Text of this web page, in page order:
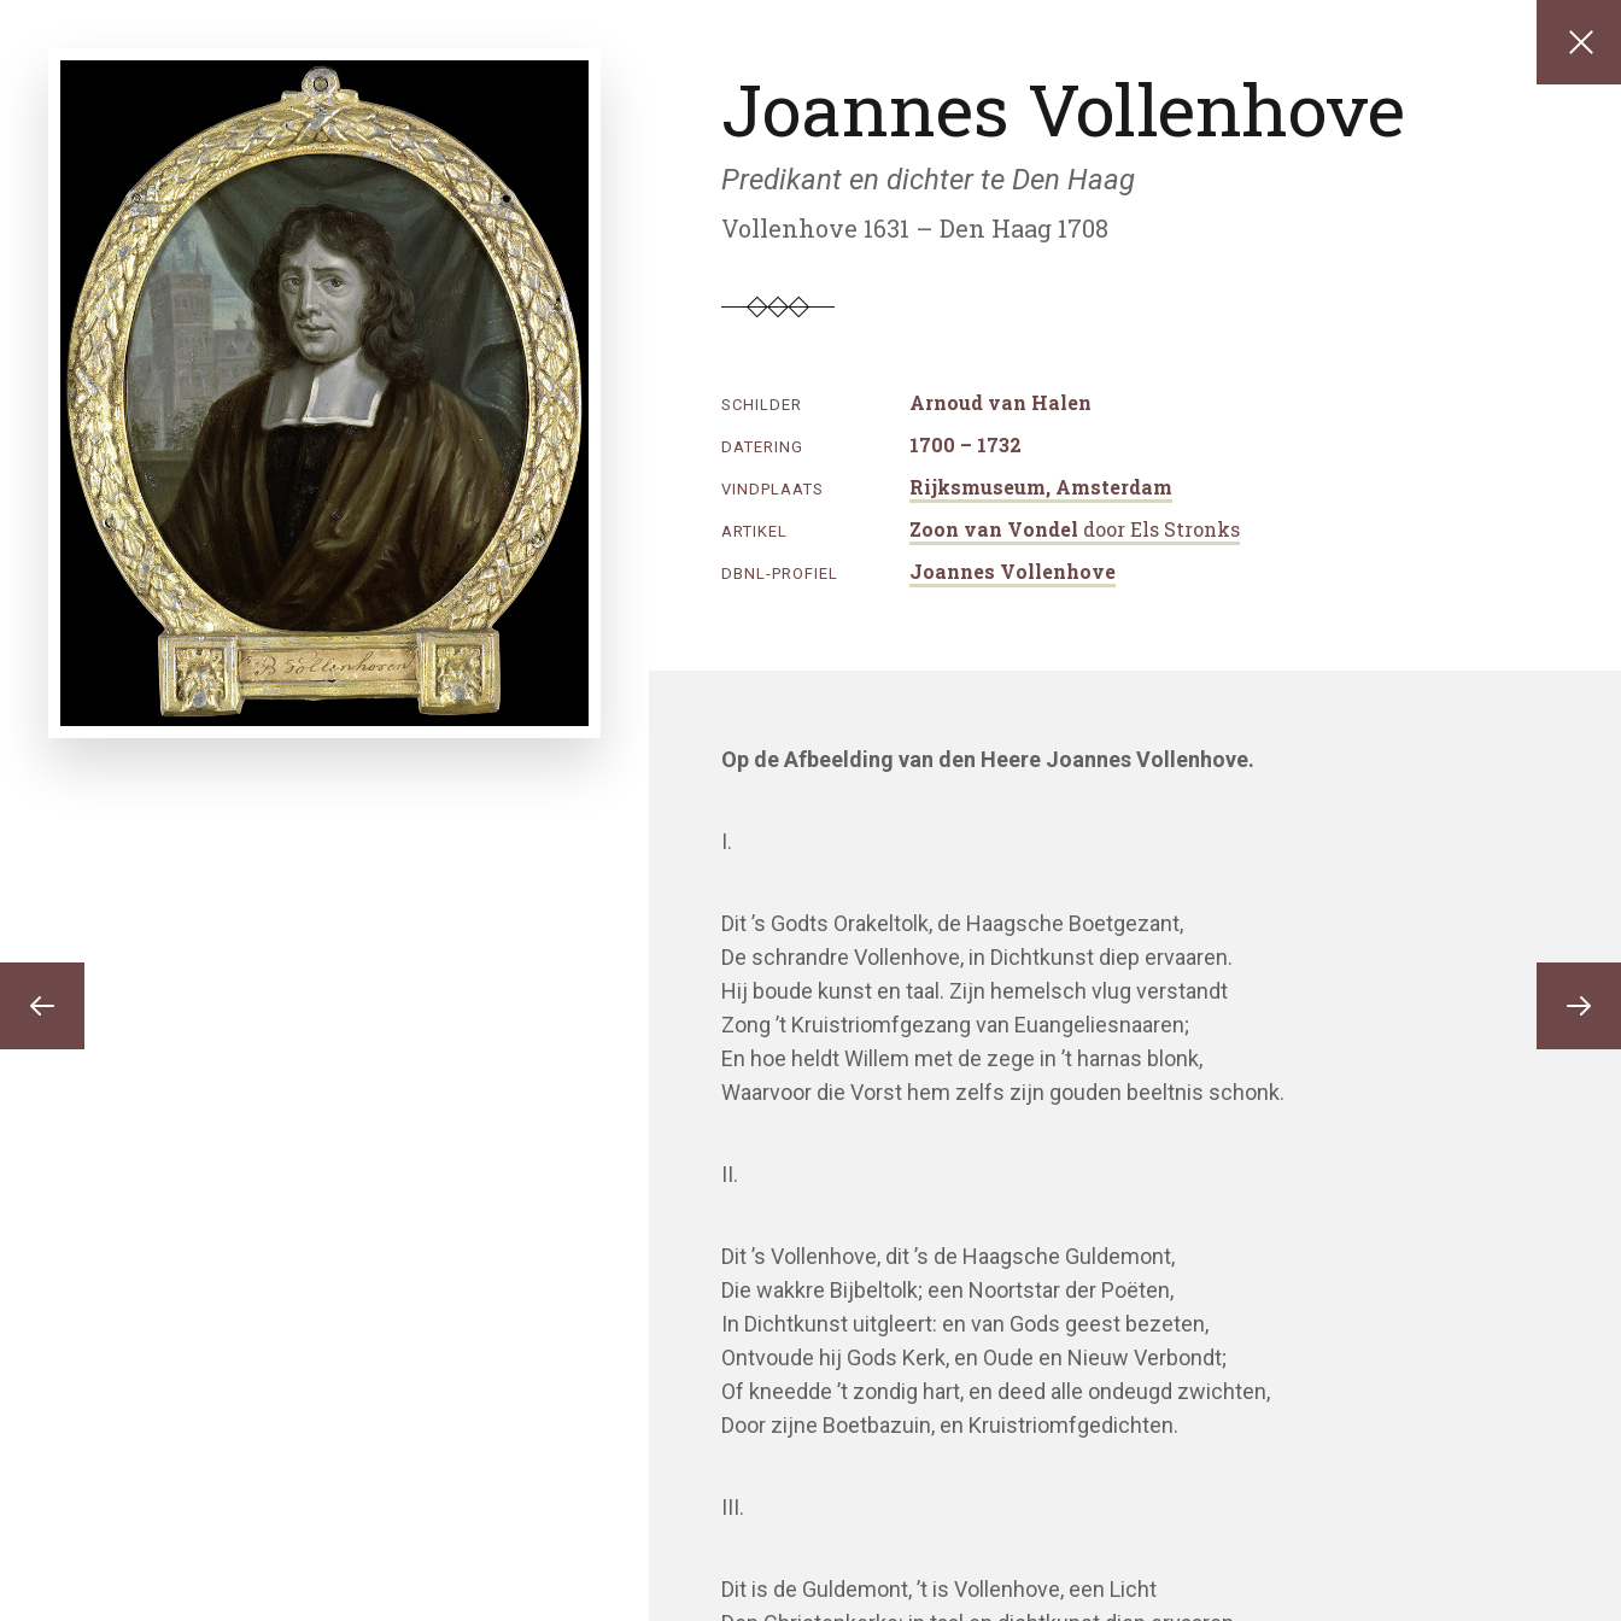
Joannes Vollenhove
Predikant en dichter te Den Haag
Vollenhove 1631 – Den Haag 1708
SCHILDER Arnoud van Halen
DATERING 1700 – 1732
VINDPLAATS Rijksmuseum, Amsterdam
ARTIKEL Zoon van Vondel door Els Stronks
DBNL-PROFIEL Joannes Vollenhove
Op de Afbeelding van den Heere Joannes Vollenhove.
I.
Dit ’s Godts Orakeltolk, de Haagsche Boetgezant,
De schrandre Vollenhove, in Dichtkunst diep ervaaren.
Hij boude kunst en taal. Zijn hemelsch vlug verstandt
Zong ’t Kruistriomfgezang van Euangeliesnaaren;
En hoe heldt Willem met de zege in ’t harnas blonk,
Waarvoor die Vorst hem zelfs zijn gouden beeltnis schonk.
II.
Dit ’s Vollenhove, dit ’s de Haagsche Guldemont,
Die wakkre Bijbeltolk; een Noortstar der Poëten,
In Dichtkunst uitgleert: en van Gods geest bezeten,
Ontvoude hij Gods Kerk, en Oude en Nieuw Verbondt;
Of kneedde ’t zondig hart, en deed alle ondeugd zwichten,
Door zijne Boetbazuin, en Kruistriomfgedichten.
III.
Dit is de Guldemont, ’t is Vollenhove, een Licht